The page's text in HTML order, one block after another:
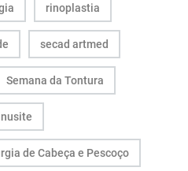
rinoplastia
secad artmed
Semana da Tontura
de Cabeça e Pescoço